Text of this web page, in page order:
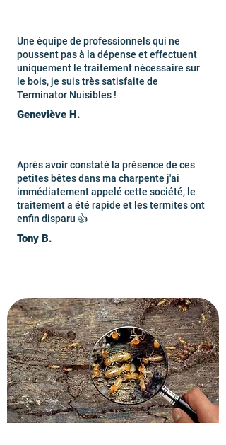
Une équipe de professionnels qui ne
poussent pas à la dépense et effectuent
uniquement le traitement nécessaire sur
le bois, je suis très satisfaite de
Terminator Nuisibles !
Geneviève H.
Après avoir constaté la présence de ces
petites bêtes dans ma charpente j'ai
immédiatement appelé cette société, le
traitement a été rapide et les termites ont
enfin disparu 👍
Tony B.